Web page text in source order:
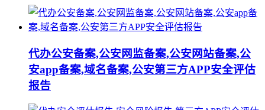
代办公安备案,公安网监备案,公安网站备案,公
安app备案,域名备案,公安第三方APP安全评估
报告